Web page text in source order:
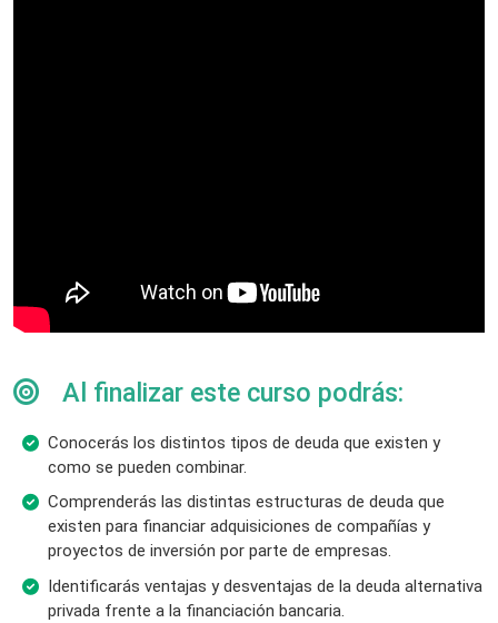
Al finalizar este curso podrás:
Conocerás los distintos tipos de deuda que existen y
como se pueden combinar.
Comprenderás las distintas estructuras de deuda que
existen para financiar adquisiciones de compañías y
proyectos de inversión por parte de empresas.
Identificarás ventajas y desventajas de la deuda alternativa
privada frente a la financiación bancaria.